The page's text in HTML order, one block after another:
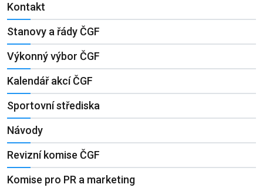
Kontakt
Stanovy a řády ČGF
Výkonný výbor ČGF
Kalendář akcí ČGF
Sportovní střediska
Návody
Revizní komise ČGF
Komise pro PR a marketing